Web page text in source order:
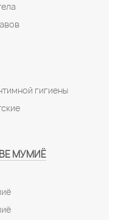
гигиены
МУМИЁ